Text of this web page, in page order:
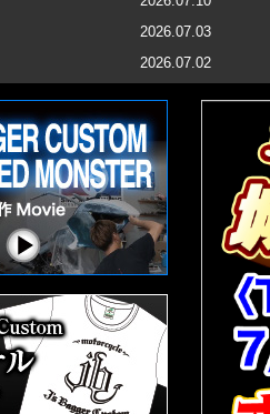
2026.07.03
2026.07.02